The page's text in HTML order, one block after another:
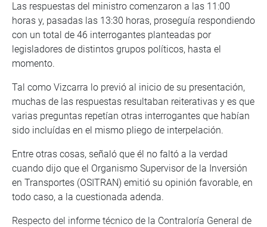
Las respuestas del ministro comenzaron a las 11:00
horas y, pasadas las 13:30 horas, proseguía respondiendo
con un total de 46 interrogantes planteadas por
legisladores de distintos grupos políticos, hasta el
momento.
Tal como Vizcarra lo previó al inicio de su presentación,
muchas de las respuestas resultaban reiterativas y es que
varias preguntas repetían otras interrogantes que habían
sido incluídas en el mismo pliego de interpelación.
Entre otras cosas, señaló que él no faltó a la verdad
cuando dijo que el Organismo Supervisor de la Inversión
en Transportes (OSITRAN) emitió su opinión favorable, en
todo caso, a la cuestionada adenda.
Respecto del informe técnico de la Contraloría General de